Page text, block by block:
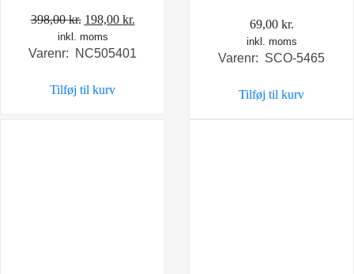
398,00kr. Den
oprindelige
pris
398,00 kr..
198,00 kr.
pris
inkl. moms
Varenr: NC505401
Tilføj til kurv
69,00 kr.
inkl. moms
Varenr: SCO-5465
Tilføj til kurv